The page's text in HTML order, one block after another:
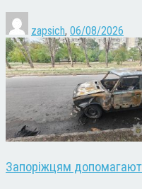
zapsich, 06/08/2026
Запоріжцям